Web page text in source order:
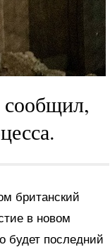
британский
в новом
будет последний